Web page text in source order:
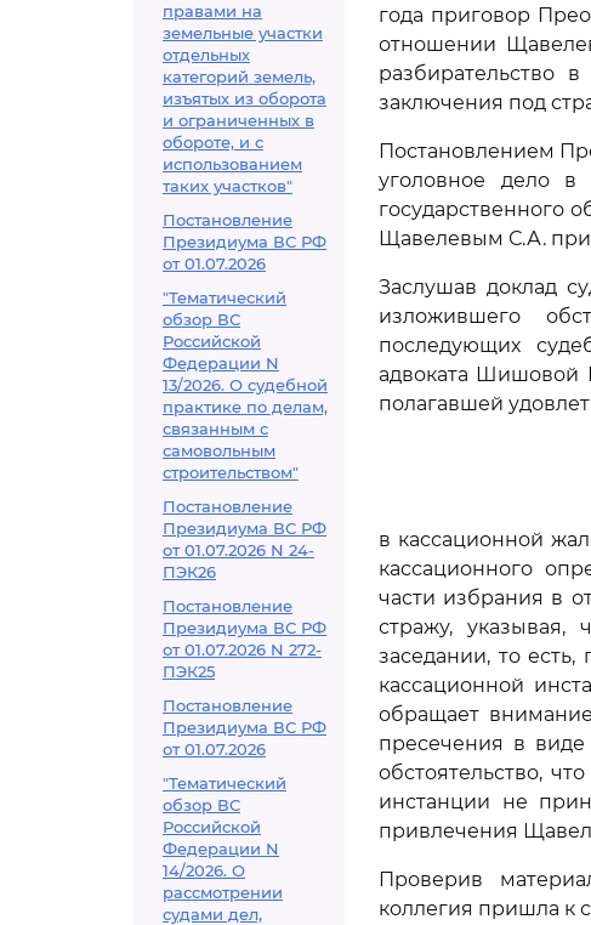
правами на
земельные участки
отдельных
категорий земель,
изъятых из оборота
и ограниченных в
обороте, и с
использованием
таких участков"
Постановление
Президиума ВС РФ
от 01.07.2026
"Тематический
обзор ВС
Российской
Федерации N
13/2026. О судебной
практике по делам,
связанным с
самовольным
строительством"
Постановление
Президиума ВС РФ
от 01.07.2026 N 24-
ПЭК26
Постановление
Президиума ВС РФ
от 01.07.2026 N 272-
ПЭК25
Постановление
Президиума ВС РФ
от 01.07.2026
"Тематический
обзор ВС
Российской
Федерации N
14/2026. О
рассмотрении
судами дел,
года приговор
отношении
разбирательство
заключения под
Постановлением
уголовное дело
государственного
Щавелевым С.А.
Заслушав доклад
изложившего
последующих
адвоката Шишовой
полагавшей
в кассационной
кассационного
части избрания в
стражу,
заседании, то
кассационной
обращает
пресечения в
обстоятельство,
инстанции не
привлечения
Проверив
коллегия пришла к